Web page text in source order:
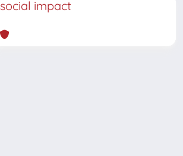
social impact